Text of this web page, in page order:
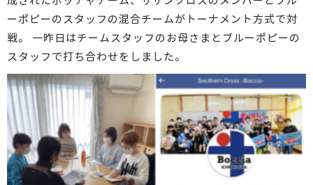
ーポピーのスタッフの混合チームがトーナメント方式で対
戦。 一昨日はチームスタッフのお母さまとブルーポピーの
スタッフで打ち合わせをしました。